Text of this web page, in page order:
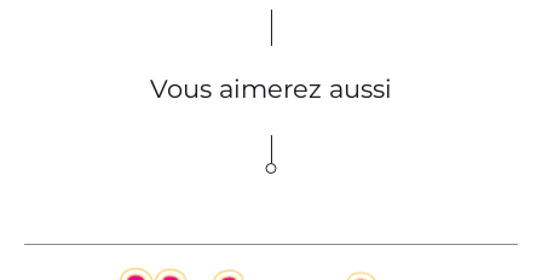
Vous aimerez aussi